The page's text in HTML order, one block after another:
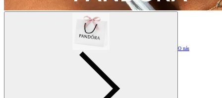
O nás